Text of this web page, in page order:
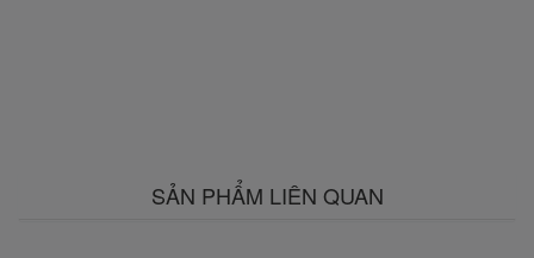
SẢN PHẨM LIÊN QUAN